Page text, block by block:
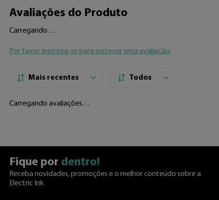
Avaliações do Produto
Carregando…
Por favor, inscreva-se para escrever uma avaliação.
Mais recentes Todos
Carregando avaliações…
Fique por dentro!
Receba novidades, promoções e o melhor conteúdo sobre a
Electric Ink